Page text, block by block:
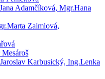
Adamčíková, Mgr.Hana
Zaimlová,
Karbusický, Ing.Lenka